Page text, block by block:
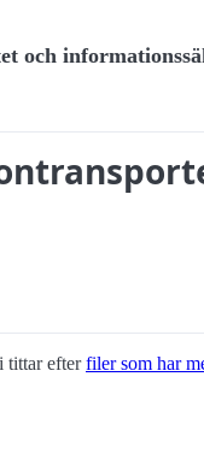
och
tittar efterfiler som har